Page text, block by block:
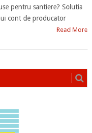
pentru santiere? Solutia
cont de producator
Read More